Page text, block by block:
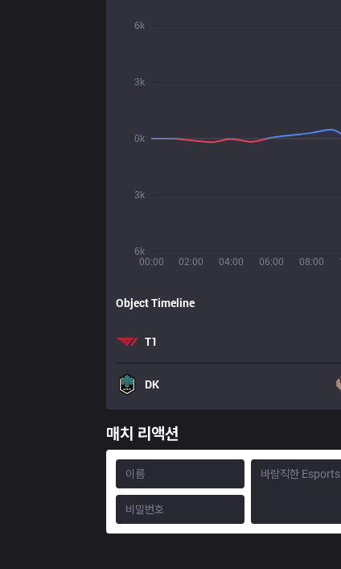
00:00 02:00 04:00 06:00 08:00
6k
3k
0k
3k
6k
Object Timeline
T1
DK
매치 리액션